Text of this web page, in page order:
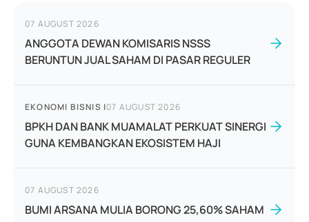
07 AUGUST 2026
ANGGOTA DEWAN KOMISARIS NSSS
BERUNTUN JUAL SAHAM DI PASAR REGULER
EKONOMI BISNIS |07 AUGUST 2026
BPKH DAN BANK MUAMALAT PERKUAT SINERGI
GUNA KEMBANGKAN EKOSISTEM HAJI
07 AUGUST 2026
BUMI ARSANA MULIA BORONG 25,60% SAHAM